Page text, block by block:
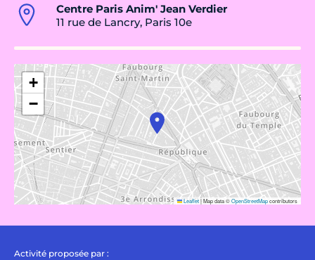
Centre Paris Anim' Jean Verdier
11 rue de Lancry, Paris 10e
+
−
Leaflet|Map data ©OpenStreetMapcontributors
Activité proposée par :